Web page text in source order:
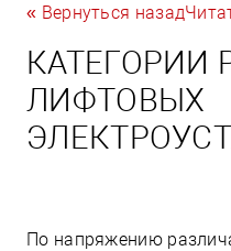
« Вернуться назад
КАТЕГОРИИ
ЛИФТОВЫХ
По напряжению